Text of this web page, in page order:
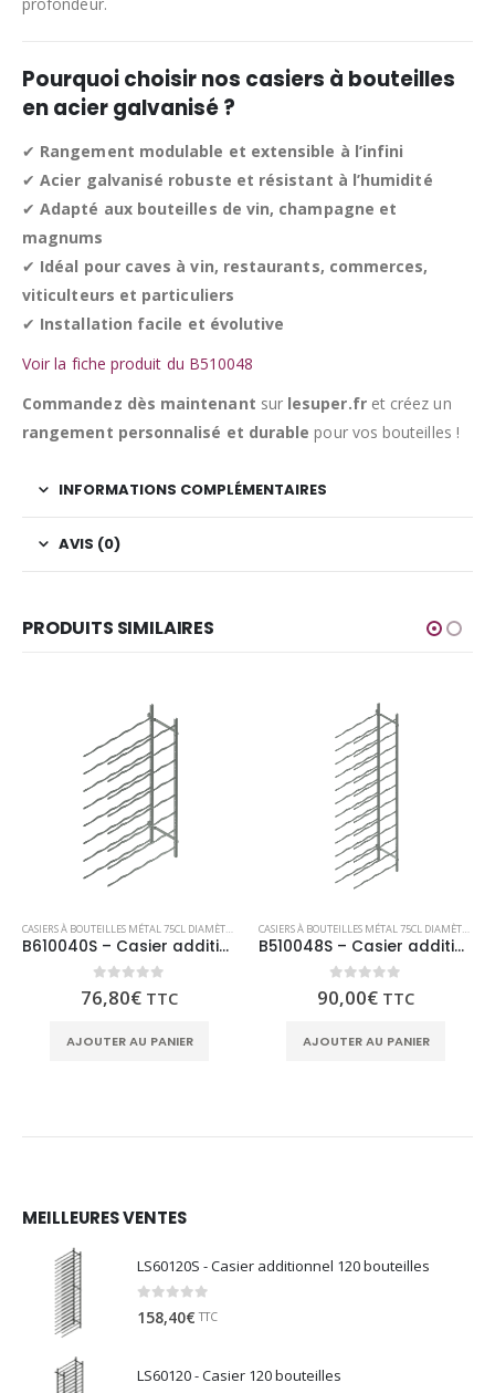
Pourquoi choisir nos casiers à bouteilles
en acier galvanisé ?
✔ Rangement modulable et extensible à l’infini
✔Acier galvanisé robuste et résistant à l’humidité
✔Adapté aux bouteilles de vin, champagne et
magnums
✔ Idéal pour caves à vin, restaurants, commerces,
viticulteurs et particuliers
✔ Installation facile et évolutive
Voir la fiche produit du B510048
Commandez dès maintenant sur lesuper.fret créez un
rangement personnalisé et durable pour vos bouteilles !
INFORMATIONS COMPLÉMENTAIRES
AVIS (0)
PRODUITS SIMILAIRES
CASIERS À BOUTEILLES MÉTAL 75CL DIAMÈTRE 100
B610040S – Casier additionnel 40 bouteilles diamètre 100
0 sur 5
76,80€ TTC
AJOUTER AU PANIER
CASIERS À BOUTEILLES MÉTAL 75CL DIAMÈTRE 100
B510048S – Casier additionnel 48 bouteilles diamètre 100
0 sur 5
90,00€ TTC
AJOUTER AU PANIER
MEILLEURES VENTES
LS60120S - Casier additionnel 120 bouteilles
0 sur 5
158,40€ TTC
LS60120 - Casier 120 bouteilles